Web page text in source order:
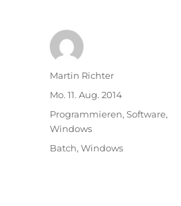
Autor
Martin Richter
Veröffentlicht
Mo. 11. Aug. 2014
Kategorien
Programmieren, Software,
Windows
Schlagwörter
Batch, Windows